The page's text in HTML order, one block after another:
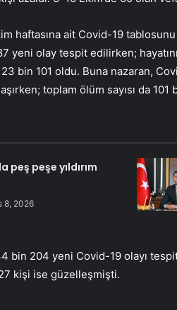
haftasına ait Covid-19
yeni olay tespit edilirken;
bin 101 oldu. Buna nazaran,
toplam ölüm sayısı da 101
peş peşe yıldırım
8, 2026
bin 204 yeni Covid-19 olayı
kişi ise güzelleşmişti.